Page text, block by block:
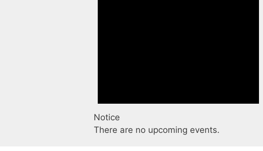
Notice
There are no upcoming events.